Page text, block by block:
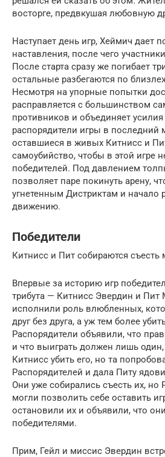
восторге, предвкушая любовную
Наступает день игр, Хеймич дает
наставления, после чего
После старта сразу же погибает
остальные разбегаются по
Несмотря на упорные попытки
расправляется с большинством
противников и объединяет
распорядители игры в последний
оставшиеся в живых Китнисс и
самоубийство, чтобы в этой игре
победителей. Под давлением
позволяет паре покинуть арену,
угнетенным Дистриктам и
движению.
Победители
Китнисс и Пит собираются съесть
Впервые за историю игр
трибута — Китнисс Эвердин и Пит
исполнили роль влюбленных,
друг без друга, а уж тем более
Распорядители объявили, что
и что выиграть должен лишь
Китнисс убить его, но та
Распорядителей и дала Питу
Они уже собирались съесть их, но
могли позволить себе оставить
остановили их и объявили, что
победителями.
Прим, Гейл и миссис Эвердин